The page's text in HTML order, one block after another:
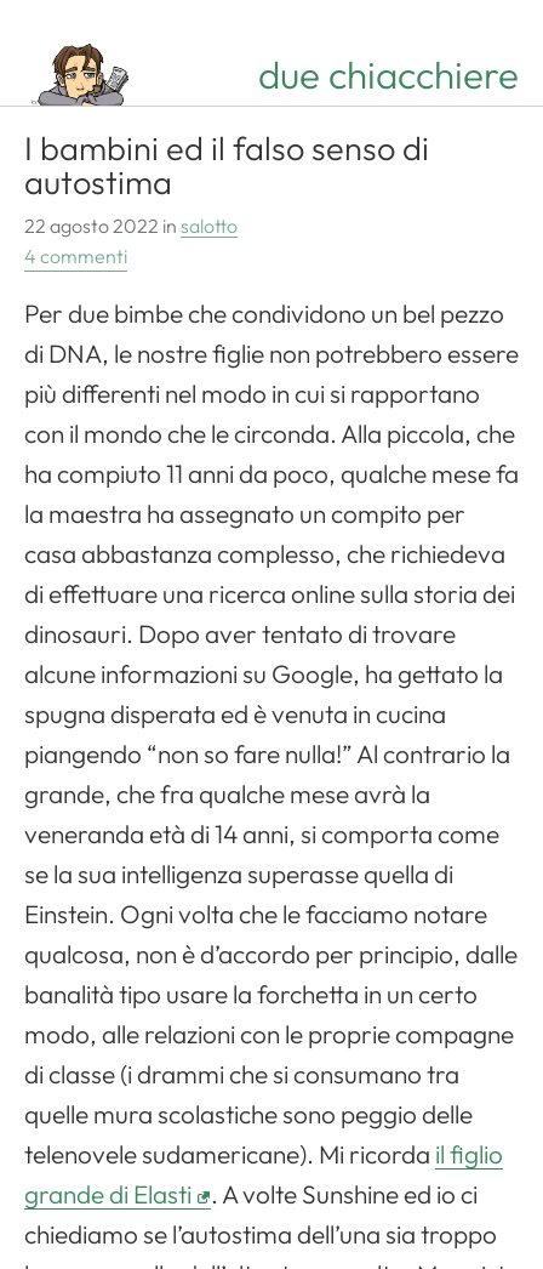
due chiacchiere
I bambini ed il falso senso di
autostima
22 agosto 2022 in salotto
4 commenti
Per due bimbe che condividono un bel pezzo
di DNA, le nostre figlie non potrebbero essere
più differenti nel modo in cui si rapportano
con il mondo che le circonda. Alla piccola, che
ha compiuto 11 anni da poco, qualche mese fa
la maestra ha assegnato un compito per
casa abbastanza complesso, che richiedeva
di effettuare una ricerca online sulla storia dei
dinosauri. Dopo aver tentato di trovare
alcune informazioni su Google, ha gettato la
spugna disperata ed è venuta in cucina
piangendo “non so fare nulla!” Al contrario la
grande, che fra qualche mese avrà la
veneranda età di 14 anni, si comporta come
se la sua intelligenza superasse quella di
Einstein. Ogni volta che le facciamo notare
qualcosa, non è d’accordo per principio, dalle
banalità tipo usare la forchetta in un certo
modo, alle relazioni con le proprie compagne
di classe (i drammi che si consumano tra
quelle mura scolastiche sono peggio delle
telenovele sudamericane). Mi ricorda il figlio
grande di Elasti
. A volte Sunshine ed io ci
chiediamo se l’autostima dell’una sia troppo